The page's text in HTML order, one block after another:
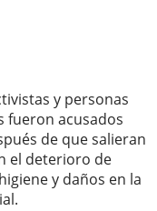
y personas
fueron acusados
de que salieran
el deterioro de
y daños en la